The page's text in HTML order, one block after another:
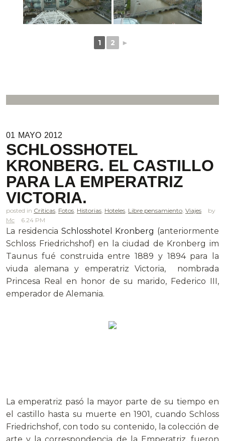
1 2 ►
01 MAYO 2012
SCHLOSSHOTEL
KRONBERG. EL CASTILLO
PARA LA EMPERATRIZ
VICTORIA.
posted in Criticas Fotos Historias Hoteles Libre pensamiento Viajes
Mc
6.24 PM
La residencia Schlosshotel Kronberg (anteriormente
Schloss Friedrichshof) en la ciudad de Kronberg im
Taunus fué construida entre 1889 y 1894 para la
viuda alemana y emperatriz Victoria, nombrada
Princesa Real en honor de su marido, Federico III,
emperador de Alemania.
La emperatriz pasó la mayor parte de su tiempo en
el castillo hasta su muerte en 1901, cuando Schloss
Friedrichshof, con todo su contenido, la colección de